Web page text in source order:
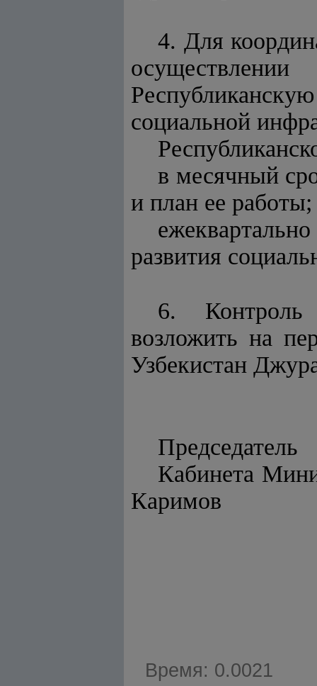
4. Для
социальной
в месячный
и план ее работы;
развития
6. Контроль
возложить на
Узбекистан
Председатель
Каримов
Время: 0.0021